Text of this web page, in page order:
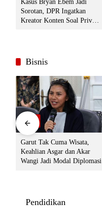
Kasus Bryan Ebem Jadi
Sorotan, DPR Ingatkan
Kreator Konten Soal Privasi
Bisnis
Politik
Garut Tak Cuma Wisata,
Keahlian Asgar dan Akar
Wangi Jadi Modal Diplomasi
Pendidikan